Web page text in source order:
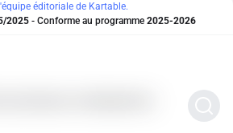
l'équipe éditoriale de Kartable.
2025 - Conforme au programme 2025-2026